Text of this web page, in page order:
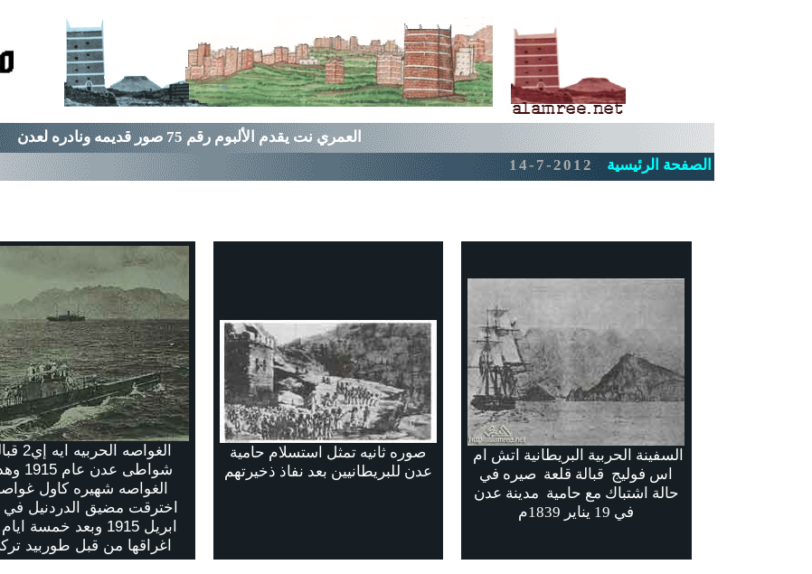
العمري نت يقدم الألبوم رقم 75 صور قديمه ونادره لعدن
14-7-2012 الصفحة الرئيسية
الغواصه
شواطى عدن
الغواصه شهيره كاول
ابريل 1915 وبعد خمسة
اغراقها من قبل طوربيد
صوره ثانيه تمثل استسلام حامية
عدن للبريطانيين بعد نفاذ ذخيرتهم
اس فوليج قبالة قلعة صيره في
حالة اشتباك مع حامية مدينة عدن
في 19 يناير 1839م